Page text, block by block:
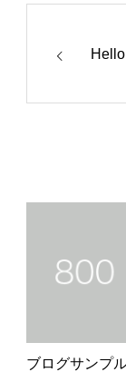
ブログサンプ